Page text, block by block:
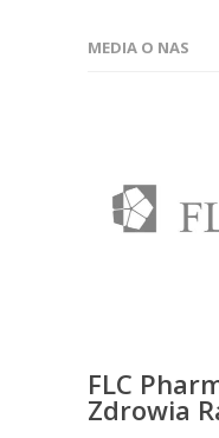
MEDIA O NAS
FLC
Zdrowia